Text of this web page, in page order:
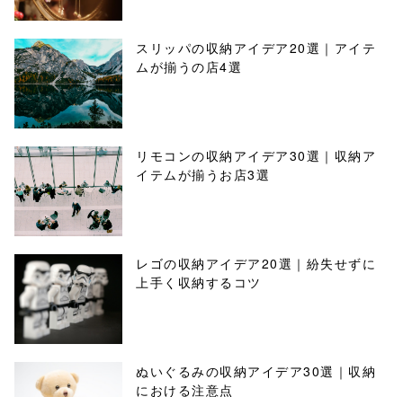
スリッパの収納アイデア20選｜アイテ
ムが揃うの店4選
リモコンの収納アイデア30選｜収納ア
イテムが揃うお店3選
レゴの収納アイデア20選｜紛失せずに
上手く収納するコツ
ぬいぐるみの収納アイデア30選｜収納
における注意点